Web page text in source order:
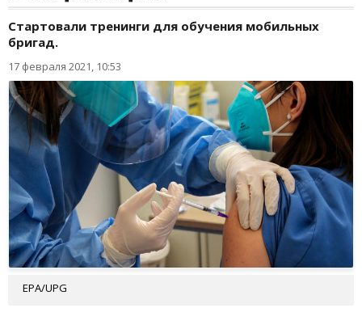
Стартовали тренинги для обучения мобильных
бригад.
17 февраля 2021, 10:53
EPA/UPG